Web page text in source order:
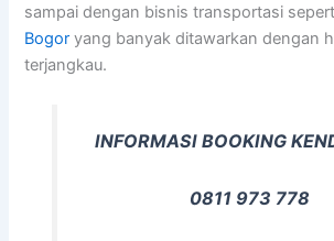
sampai dengan bisnis transportasi
Bogor yang banyak ditawarkan dengan
terjangkau.
INFORMASI BOOKING
0811 973 778